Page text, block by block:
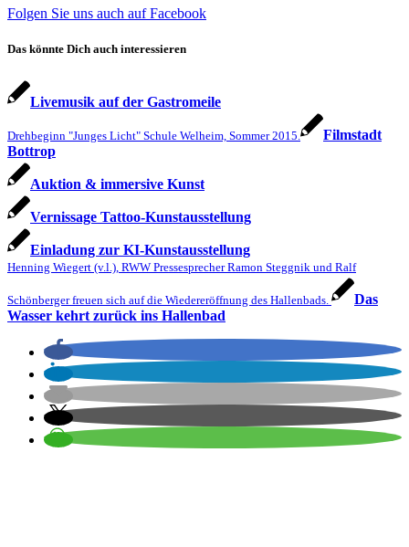
Folgen Sie uns auch auf Facebook
Das könnte Dich auch interessieren
Livemusik auf der Gastromeile
Drehbeginn "Junges Licht" Schule Welheim, Sommer 2015.
Filmstadt
Bottrop
Auktion & immersive Kunst
Vernissage Tattoo-Kunstausstellung
Einladung zur KI-Kunstausstellung
Henning Wiegert (v.l.), RWW Pressesprecher Ramon Steggnik und Ralf
Schönberger freuen sich auf die Wiedereröffnung des Hallenbads.
Das
Wasser kehrt zurück ins Hallenbad